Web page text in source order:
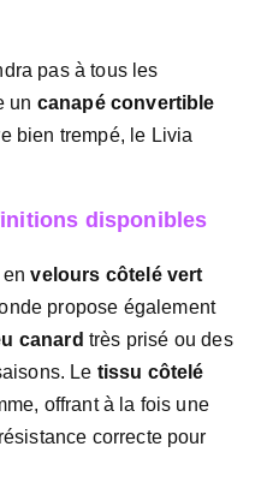
pas à tous les
un canapé convertible
bien trempé, le Livia
disponibles
envelours côtelé vert
propose également
canard très prisé ou des
Le tissu côtelé
offrant à la fois une
correcte pour